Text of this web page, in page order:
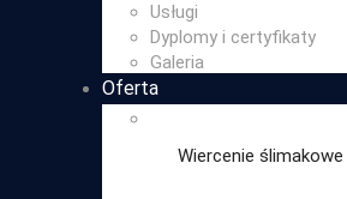
Usługi
Dyplomy i certyfikaty
Galeria
Oferta
Wiercenie ślimakowe